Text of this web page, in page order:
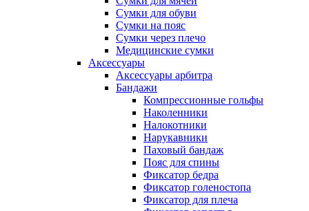
Сумки для обуви
Сумки на пояс
Сумки через плечо
Медицинские сумки
Аксессуары
Аксессуары арбитра
Бандажи
Компрессионные гольфы
Наколенники
Налокотники
Нарукавники
Паховый бандаж
Пояс для спины
Фиксатор бедра
Фиксатор голеностопа
Фиксатор для плеча